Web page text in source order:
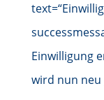
Einwilligung
wird nun neu